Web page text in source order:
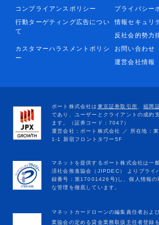
コンプライアンスポリシー
プライバシー
行動ターゲティング広告につい
て
情報セキュリ
反社会的勢力
カスタマーハラスメントポリシ
ー
お問い合わせ
運営会社情報
マネットカードローンの編集責任者およ
業協会の定める貸金業務取扱主任者登録